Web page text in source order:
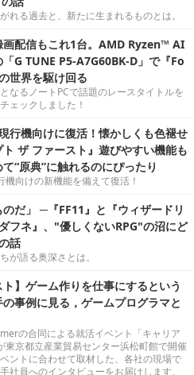
れる過去と、新たに生まれるものとは。
画配信もこれ1台。AMD Ryzen™ AI
G TUNE P5-A7G60BK-D」で『Fo
世界を駆け回る
なるノートPCで話題のレースタイトルを
ェックしました！
行機向けに復活！懐かしくも色褪せ
ザ ファースト』遊びやすい機能も
“原典”に触れるのにぴったり
機向けの新機能を備えて復活！
のだ」 ─『FF11』と『ウィザードリ
フネ』、"優しくないRPG"の沼にど
話
が語る奥深さとは。
ト】ゲーム作りを仕事にするという
事例に見る，ゲームプログラマと
の合同による就活イベント「キャリア
東京都立産業貿易センター浜松町館で開催
ントに合わせて取材した、各社の現場で
社員へのインタビューをお届けします。